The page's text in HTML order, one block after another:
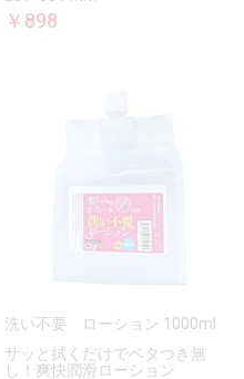
￥898
洗い不要 ローション 1000ml
サッと拭くだけでベタつき無
し！爽快潤滑ローション